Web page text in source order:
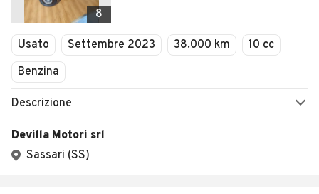
8
Usato Settembre 2023 38.000 km
10 cc
Benzina
Descrizione
Devilla Motori srl
Sassari (SS)